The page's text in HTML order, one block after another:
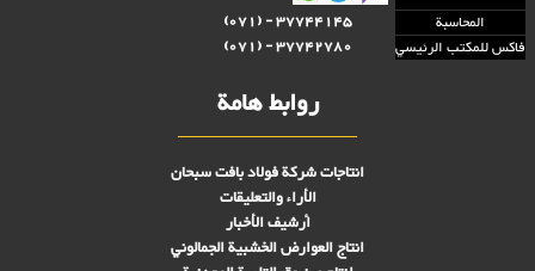
المحاسبة
37744145 - (071)
فاكس للمكتب الرئيسي
37742780 - (071)
روابط هامة
انتاجات شركة فولاد بافت سبحان
الأراء والتعليقات
أرشيف الأخبار
انتاج العوارض الخشبية الجمالوني